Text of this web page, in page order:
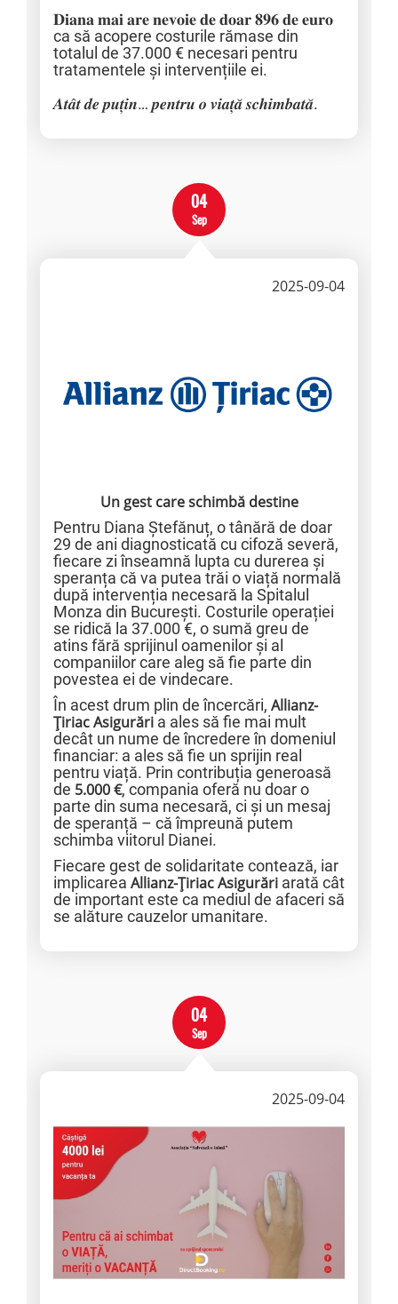
𝐃𝐢𝐚𝐧𝐚 𝐦𝐚𝐢 𝐚𝐫𝐞 𝐧𝐞𝐯𝐨𝐢𝐞 𝐝𝐞 𝐝𝐨𝐚𝐫 𝟖𝟗𝟔 𝐝𝐞 𝐞𝐮𝐫𝐨
ca să acopere costurile rămase din
totalul de 37.000 € necesari pentru
tratamentele și intervențiile ei.
𝑨𝒕𝒂̂𝒕 𝒅𝒆 𝒑𝒖𝒕̦𝒊𝒏… 𝒑𝒆𝒏𝒕𝒓𝒖 𝒐 𝒗𝒊𝒂𝒕̦𝒂̆ 𝒔𝒄𝒉𝒊𝒎𝒃𝒂𝒕𝒂̆.
04
Sep
2025-09-04
Un gest care schimbă destine
Pentru Diana Ștefănuț, o tânără de doar
29 de ani diagnosticată cu cifoză severă,
fiecare zi înseamnă lupta cu durerea și
speranța că va putea trăi o viață normală
după intervenția necesară la Spitalul
Monza din București. Costurile operației
se ridică la 37.000 €, o sumă greu de
atins fără sprijinul oamenilor și al
companiilor care aleg să fie parte din
povestea ei de vindecare.
În acest drum plin de încercări, Allianz-
Țiriac Asigurări a ales să fie mai mult
decât un nume de încredere în domeniul
financiar: a ales să fie un sprijin real
pentru viață. Prin contribuția generoasă
de 5.000 €, compania oferă nu doar o
parte din suma necesară, ci și un mesaj
de speranță – că împreună putem
schimba viitorul Dianei.
Fiecare gest de solidaritate contează, iar
implicarea Allianz-Țiriac Asigurări arată cât
de important este ca mediul de afaceri să
se alăture cauzelor umanitare.
04
Sep
2025-09-04